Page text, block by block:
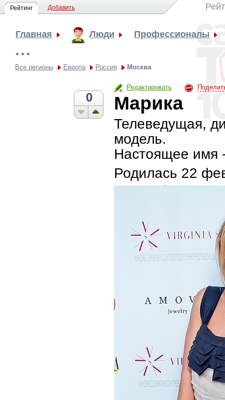
Рейтинг Добавить
Главная Люди Профессионалы
• • •
Все регионы Европа Россия Москва
Редактировать
0 Марика
Телеведущая,
модель.
Настоящее имя
Родилась 22